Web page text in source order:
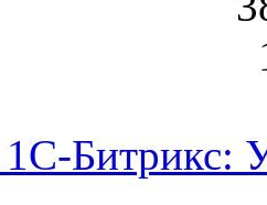
1С-Битрикс: